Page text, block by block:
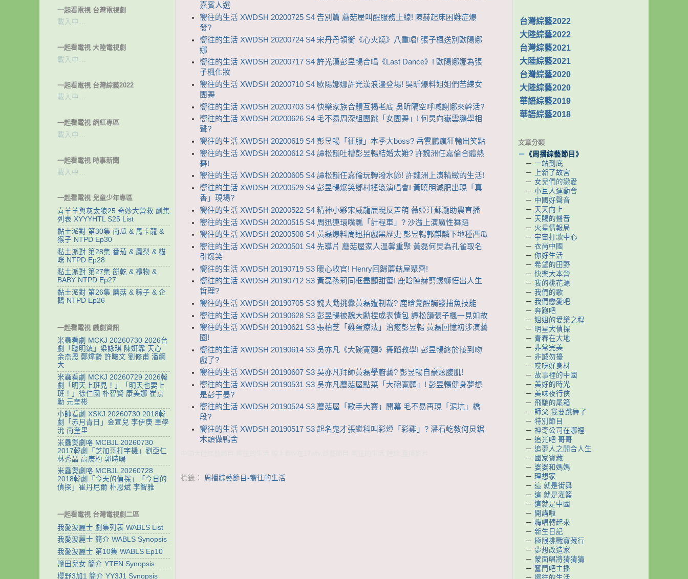
嘉賓人選
嚮往的生活 XWDSH 20200725 S4 告別篇 蘑菇屋叫醒服務上線! 陳赫起床困難症爆
發?
嚮往的生活 XWDSH 20200724 S4 宋丹丹領銜《心火燒》八重唱! 張子楓送別歐陽娜
娜
嚮往的生活 XWDSH 20200717 S4 許光漢彭昱暢合唱《Last Dance》! 歐陽娜娜為張
子楓化妝
嚮往的生活 XWDSH 20200710 S4 歐陽娜娜許光漢浪漫登場! 吳昕爆料姐姐們苦練女
團舞
嚮往的生活 XWDSH 20200703 S4 快樂家族合體互揭老底 吳昕隔空呼喊謝娜來幹活?
嚮往的生活 XWDSH 20200626 S4 毛不易周深組團跳「女團舞」! 何炅向嶽雲鵬學相
聲?
嚮往的生活 XWDSH 20200619 S4 彭昱暢「征服」本季大boss? 岳雲鵬瘋狂輸出笑點
嚮往的生活 XWDSH 20200612 S4 譚松韻吐槽彭昱暢結婚太難? 許魏洲任嘉倫合體熱
舞!
嚮往的生活 XWDSH 20200605 S4 譚松韻任嘉倫玩轉潑水節! 許魏洲上演精緻的生活!
嚮往的生活 XWDSH 20200529 S4 彭昱暢爆笑鄉村搖滾演唱會! 黃曉明減肥出現「真
香」現場?
嚮往的生活 XWDSH 20200522 S4 精神小夥宋威龍展現反差萌 薇婭汪蘇瀧助農直播
嚮往的生活 XWDSH 20200515 S4 周迅連環嘴瓢「計程車」? 沙溢上演魔性舞蹈
嚮往的生活 XWDSH 20200508 S4 黃磊爆料周迅拍戲黑歷史 彭昱暢郭麒麟下地種西瓜
嚮往的生活 XWDSH 20200501 S4 先導片 蘑菇屋家人溫馨重聚 黃磊何炅為孔雀取名
引爆笑
嚮往的生活 XWDSH 20190719 S3 暖心收官! Henry回歸蘑菇屋聚齊!
嚮往的生活 XWDSH 20190712 S3 黃磊孫莉同框盡顯甜蜜! 鹿晗陳赫剪螺螄悟出人生
哲理?
嚮往的生活 XWDSH 20190705 S3 魏大勳挑釁黃磊遭制裁? 鹿晗覺醒觸發捕魚技能
嚮往的生活 XWDSH 20190628 S3 彭昱暢被魏大勳捏成表情包 譚松韻張子楓一見如故
嚮往的生活 XWDSH 20190621 S3 張柏芝「雞蛋療法」治癒彭昱暢 黃磊回憶初涉演藝
圈!
嚮往的生活 XWDSH 20190614 S3 吳亦凡《大碗寬麵》舞蹈教學! 彭昱暢終於接到吻
戲了?
嚮往的生活 XWDSH 20190607 S3 吳亦凡拜師黃磊學廚藝? 彭昱暢自豪炫腹肌!
嚮往的生活 XWDSH 20190531 S3 吳亦凡蘑菇屋點菜「大碗寬麵」! 彭昱暢健身夢想
是彭于晏?
嚮往的生活 XWDSH 20190524 S3 蘑菇屋「歌手大賽」開幕 毛不易再現「泥坑」橋
段?
嚮往的生活 XWDSH 20190517 S3 起名鬼才張繼科叫彩燈「彩雞」? 潘石屹教何炅鋸
木頭做鴨舍
標籤： 周播綜藝節目-嚮往的生活
一起看電視 台灣電視劇
載入中…
一起看電視 大陸電視劇
載入中…
一起看電視 台灣綜藝2022
載入中…
一起看電視 網紅專區
載入中…
一起看電視 時事新聞
載入中…
一起看電視 兒童少年專區
喜羊羊與灰太狼25 奇妙大營救 劇集
列表 XYYYHTL S25 List
黏土派對 第30集 南瓜 & 馬卡龍 &
猴子 NTPD Ep30
黏土派對 第28集 番茄 & 鳳梨 & 貓
咪 NTPD Ep28
黏土派對 第27集 餅乾 & 禮物 &
BABY NTPD Ep27
黏土派對 第26集 蘑菇 & 粽子 & 企
鵝 NTPD Ep26
一起看電視 戲劇資訊
米蟲看劇 MCKJ 20260730 2026台
劇「聰明鎮」梁詠琪 陳姸霏 天心
余杰恩 鄭煒齡 許曦文 劉修甫 潘綱
大
米蟲看劇 MCKJ 20260729 2026韓
劇「明天上班見！」「明天也要上
班！」徐仁國 朴智賢 康美娜 崔京
勳 元奎彬
小帥看劇 XSKJ 20260730 2018韓
劇「赤月青日」金宣兒 李伊庚 車學
沇 南奎里
米蟲煲劇咯 MCBJL 20260730
2017韓劇「芝加哥打字機」劉亞仁
林秀晶 高庚杓 郭時暘
米蟲煲劇咯 MCBJL 20260728
2018韓劇「今天的偵探」「今日的
偵探」崔丹尼爾 朴恩斌 李智雅
一起看電視 台灣電視劇二區
我愛波麗士 劇集列表 WABLS List
我愛波麗士 簡介 WABLS Synopsis
我愛波麗士 第10集 WABLS Ep10
鹽田兒女 簡介 YTEN Synopsis
櫻野3加1 簡介 YY3J1 Synopsis
台灣綜藝2022
大陸綜藝2022
台灣綜藝2021
大陸綜藝2021
台灣綜藝2020
大陸綜藝2020
華語綜藝2019
華語綜藝2018
文章分類
－ 《周播綜藝節目》
－ 一站到底
－
上新了故宮
－ 女兒們的戀愛
－ 小巨人運動會
－ 中國好聲音
－ 天天向上
－ 天賜的聲音
－ 火星情報局
－ 宇宙打歌中心
－ 衣尚中國
－ 你好生活
－ 希望的田野
－ 快樂大本營
－ 我的桃花源
－ 我們的歌
－ 我們戀愛吧
－ 奔跑吧
－ 姐姐的愛樂之程
－ 明星大偵探
－ 青春在大地
－ 非常完美
－ 非誠勿擾
－ 哎呀好身材
－ 故事裡的中國
－ 美好的時光
－ 美味夜行俠
－ 飛馳的尾箱
－ 師父 我要跳舞了
－ 特別節目
－ 神奇公司在哪裡
－ 追光吧 哥哥
－ 追夢人之開合人生
－ 國家寶藏
－ 婆婆和媽媽
－ 理想家
－ 這 就是街舞
－ 這 就是灌籃
－ 這就是中國
－ 開講啦
－ 嗨唱轉起來
－ 新生日記
－ 極限挑戰寶藏行
－ 夢想改造家
－ 蒙面唱將猜猜猜
－ 奮鬥吧主播